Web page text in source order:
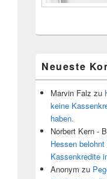
Neueste
Marvin Falz zu
keine
haben.
Norbert Kern -
Hessen
Kassenkredite
Anonym zu